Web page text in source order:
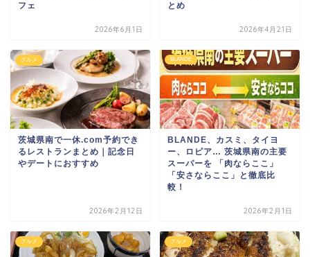
フェ
2026年6月1日
とめ
2026年4月21日
グルメ
茨城県南で一休.com予約でき
るレストランまとめ｜記念日
やデートにおすすめ
2026年2月12日
BLANDE
BLANDE、カスミ、タイヨ
ー、ロピア… 茨城県南の主要
スーパーを 「肉ならここ」
「安さならここ」と徹底比
較！
2026年2月1日
グルメ グルメ